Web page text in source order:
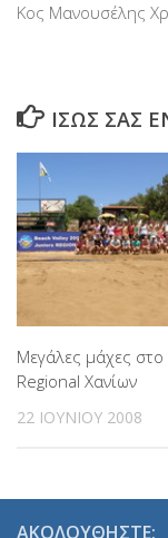
Κος Μανουσέλης
ΊΣΩΣ ΣΑΣ
Μεγάλες μάχες στο
Regional Χανίων
22 ΙΟΥΝΊΟΥ 2008
ΑΚΟΛΟΥΘΉΣΤΕ: